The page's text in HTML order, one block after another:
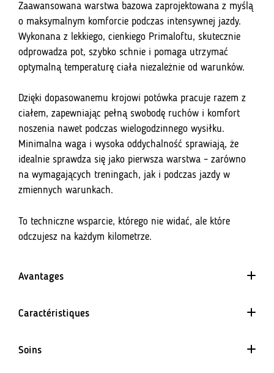
bielizna
z
cienkiego
Primaloftu
Zaawansowana warstwa bazowa zaprojektowana z myślą
o maksymalnym komforcie podczas intensywnej jazdy.
Wykonana z lekkiego, cienkiego Primaloftu, skutecznie
odprowadza pot, szybko schnie i pomaga utrzymać
optymalną temperaturę ciała niezależnie od warunków.
Dzięki dopasowanemu krojowi potówka pracuje razem z
ciałem, zapewniając pełną swobodę ruchów i komfort
noszenia nawet podczas wielogodzinnego wysiłku.
Minimalna waga i wysoka oddychalność sprawiają, że
idealnie sprawdza się jako pierwsza warstwa – zarówno
na wymagających treningach, jak i podczas jazdy w
zmiennych warunkach.
To techniczne wsparcie, którego nie widać, ale które
odczujesz na każdym kilometrze.
Avantages
Matériel de séchage rapide
Caractéristiques
Soins